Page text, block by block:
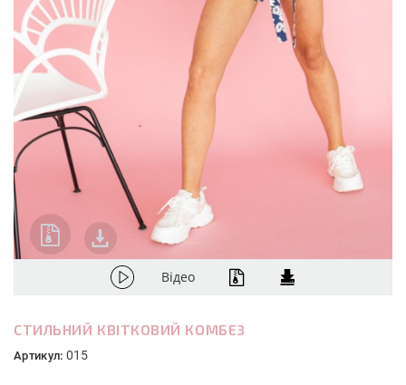
Відео
СТИЛЬНИЙ КВІТКОВИЙ КОМБЕЗ
Артикул: 015